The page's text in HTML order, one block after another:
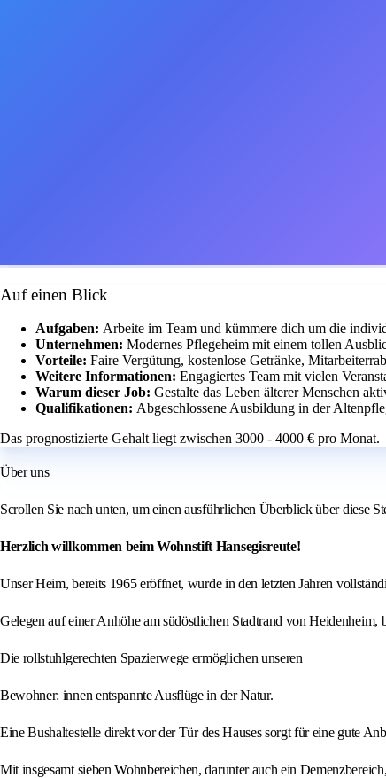
Auf einen Blick
Aufgaben: Arbeite im Team und kümmere dich um die
Unternehmen: Modernes Pflegeheim mit einem tollen
Vorteile: Faire Vergütung, kostenlose Getränke,
Weitere Informationen: Engagiertes Team mit vielen
Warum dieser Job: Gestalte das Leben älterer Menschen
Qualifikationen: Abgeschlossene Ausbildung in der
Das prognostizierte Gehalt liegt zwischen 3000 - 4000 € pro Monat.
Über uns
Scrollen Sie nach unten, um einen ausführlichen Überblick über diese
Herzlich willkommen beim Wohnstift Hansegisreute!
Unser Heim, bereits 1965 eröffnet, wurde in den letzten Jahren
Gelegen auf einer Anhöhe am südöstlichen Stadtrand von
Die rollstuhlgerechten Spazierwege ermöglichen unseren
Bewohner: innen entspannte Ausflüge in der Natur.
Eine Bushaltestelle direkt vor der Tür des Hauses sorgt für eine gute
Mit insgesamt sieben Wohnbereichen, darunter auch ein